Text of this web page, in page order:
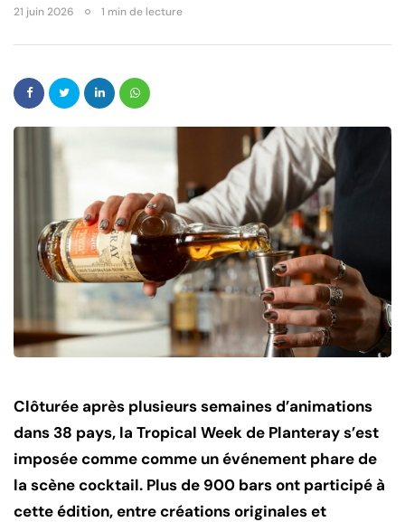
21 juin 2026 1 min de lecture
Clôturée après plusieurs semaines d’animations
dans 38 pays, la Tropical Week de Planteray s’est
imposée comme comme un événement phare de
la scène cocktail. Plus de 900 bars ont participé à
cette édition, entre créations originales et